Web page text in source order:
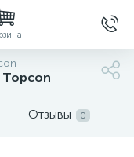
Topcon
Отзывы 0